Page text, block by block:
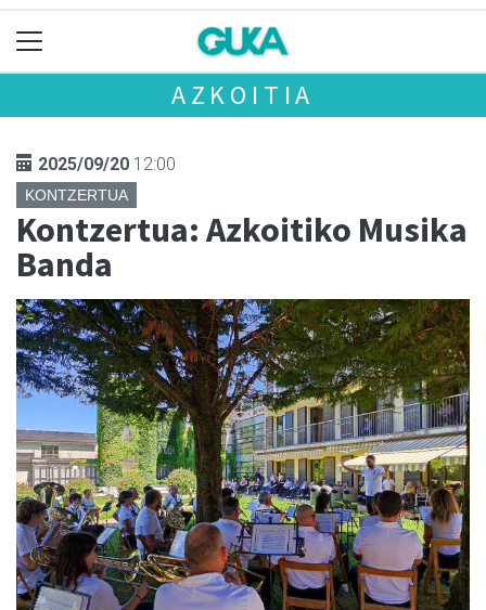
AZKOITIA
2025/09/20 12:00
KONTZERTUA
Kontzertua: Azkoitiko Musika
Banda